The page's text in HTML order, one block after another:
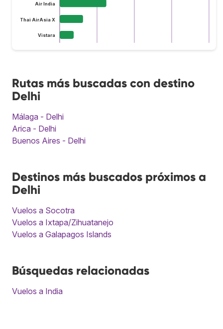
Air India
Thai AirAsia X
Vistara
Rutas más buscadas con destino
Delhi
Málaga - Delhi
Arica - Delhi
Buenos Aires - Delhi
Destinos más buscados próximos a
Delhi
Vuelos a Socotra
Vuelos a Ixtapa/Zihuatanejo
Vuelos a Galapagos Islands
Búsquedas relacionadas
Vuelos a India